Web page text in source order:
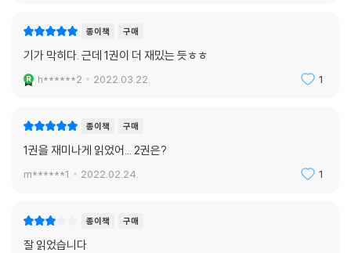
종이책 구매
기가 막히다. 근데 1권이 더 재밌는 듯ㅎㅎ
h******2 2022.03.22. 1
종이책 구매
1권을 재미나게 읽었어... 2권은?
m******1 2022.02.24. 1
종이책 구매
잘 읽었습니다